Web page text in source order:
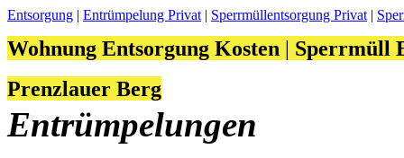
Entsorgung | Entrümpelung Privat | Sperrmüllentsorgung Privat |
Wohnung Entsorgung Kosten | Sperrmüll
Prenzlauer Berg
Entrümpelungen